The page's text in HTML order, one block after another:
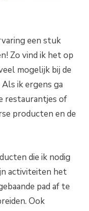
een stuk
Zo vind ik het op
mogelijk bij de
ik ergens ga
restaurantjes of
producten en de
die ik nodig
activiteiten het
pad af te
Ook